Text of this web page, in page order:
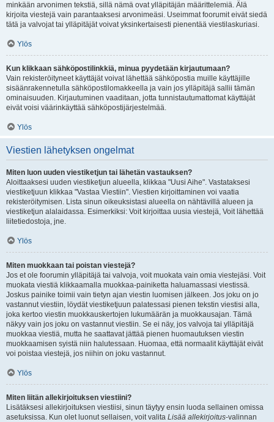
minkään arvonimen tekstiä, sillä nämä ovat ylläpitäjän määrittelemiä. Älä
kirjoita viestejä vain parantaaksesi arvonimeäsi. Useimmat foorumit eivät siedä
tätä ja valvojat tai ylläpitäjät voivat yksinkertaisesti pienentää viestilaskuriasi.
Ylös
Kun klikkaan sähköpostilinkkiä, minua pyydetään kirjautumaan?
Vain rekisteröityneet käyttäjät voivat lähettää sähköpostia muille käyttäjille
sisäänrakennetulla sähköpostilomakkeella ja vain jos ylläpitäjä sallii tämän
ominaisuuden. Kirjautuminen vaaditaan, jotta tunnistautumattomat käyttäjät
eivät voisi väärinkäyttää sähköpostijärjestelmää.
Ylös
Viestien lähetyksen ongelmat
Miten luon uuden viestiketjun tai lähetän vastauksen?
Aloittaaksesi uuden viestiketjun alueella, klikkaa "Uusi Aihe". Vastataksesi
viestiketjuun klikkaa "Vastaa Viestiin". Viestien kirjoittaminen voi vaatia
rekisteröitymisen. Lista sinun oikeuksistasi alueella on nähtävillä alueen ja
viestiketjun alalaidassa. Esimerkiksi: Voit kirjoittaa uusia viestejä, Voit lähettää
liitetiedostoja, jne.
Ylös
Miten muokkaan tai poistan viestejä?
Jos et ole foorumin ylläpitäjä tai valvoja, voit muokata vain omia viestejäsi. Voit
muokata viestiä klikkaamalla muokkaa-painiketta haluamassasi viestissä.
Joskus painike toimii vain tietyn ajan viestin luomisen jälkeen. Jos joku on jo
vastannut viestiin, löydät viestiketjuun palatessasi pienen tekstin viestisi alla,
joka kertoo viestin muokkauskertojen lukumäärän ja muokkausajan. Tämä
näkyy vain jos joku on vastannut viestiin. Se ei näy, jos valvoja tai ylläpitäjä
muokkaa viestiä, mutta he saattavat jättää pienen huomautuksen viestin
muokkaamisen syistä niin halutessaan. Huomaa, että normaalit käyttäjät eivät
voi poistaa viestejä, jos niihin on joku vastannut.
Ylös
Miten liitän allekirjoituksen viestiini?
Lisätäksesi allekirjoituksen viestiisi, sinun täytyy ensin luoda sellainen omissa
asetuksissa. Kun olet luonut sellaisen, voit valita Lisää allekirjoitus-valinnan